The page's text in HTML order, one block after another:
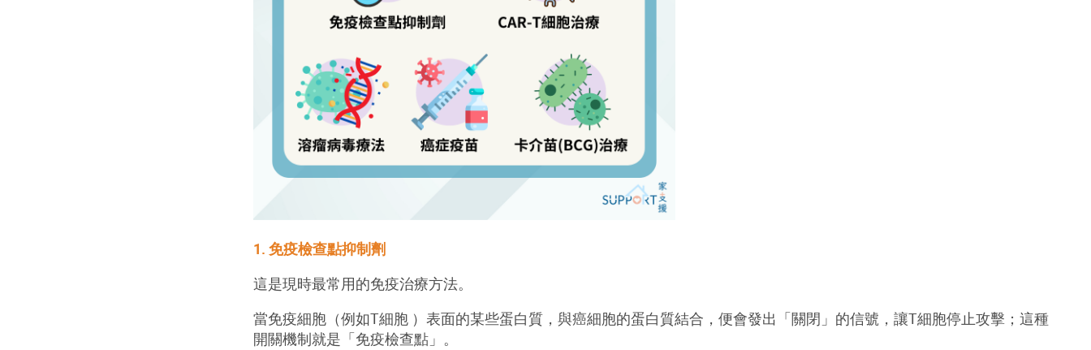
1. 免疫檢查點抑制劑
這是現時最常用的免疫治療方法。
當免疫細胞（例如T細胞 ）表面的某些蛋白質，與癌細胞的蛋白質結合，便會發出「關閉」的信號，讓T細胞停止攻擊；這種
開關機制就是「免疫檢查點」。